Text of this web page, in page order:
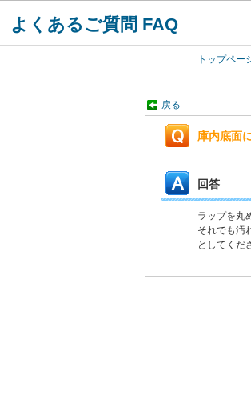
よくあるご質問 FAQ
トップペー
戻る
庫内底面
回答
ラップを丸
それでも汚
としてくだ